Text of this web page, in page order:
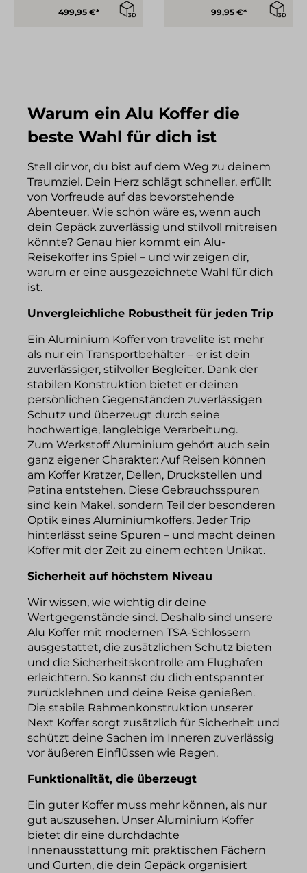
499,95 €* 99,95 €*
Warum ein Alu Koffer die
beste Wahl für dich ist
Stell dir vor, du bist auf dem Weg zu deinem
Traumziel. Dein Herz schlägt schneller, erfüllt
von Vorfreude auf das bevorstehende
Abenteuer. Wie schön wäre es, wenn auch
dein Gepäck zuverlässig und stilvoll mitreisen
könnte? Genau hier kommt ein Alu-
Reisekoffer ins Spiel – und wir zeigen dir,
warum er eine ausgezeichnete Wahl für dich
ist.
Unvergleichliche Robustheit für jeden Trip
Ein Aluminium Koffer von travelite ist mehr
als nur ein Transportbehälter – er ist dein
zuverlässiger, stilvoller Begleiter. Dank der
stabilen Konstruktion bietet er deinen
persönlichen Gegenständen zuverlässigen
Schutz und überzeugt durch seine
hochwertige, langlebige Verarbeitung.
Zum Werkstoff Aluminium gehört auch sein
ganz eigener Charakter: Auf Reisen können
am Koffer Kratzer, Dellen, Druckstellen und
Patina entstehen. Diese Gebrauchsspuren
sind kein Makel, sondern Teil der besonderen
Optik eines Aluminiumkoffers. Jeder Trip
hinterlässt seine Spuren – und macht deinen
Koffer mit der Zeit zu einem echten Unikat.
Sicherheit auf höchstem Niveau
Wir wissen, wie wichtig dir deine
Wertgegenstände sind. Deshalb sind unsere
Alu Koffer mit modernen TSA-Schlössern
ausgestattet, die zusätzlichen Schutz bieten
und die Sicherheitskontrolle am Flughafen
erleichtern. So kannst du dich entspannter
zurücklehnen und deine Reise genießen.
Die stabile Rahmenkonstruktion unserer
Next Koffer sorgt zusätzlich für Sicherheit und
schützt deine Sachen im Inneren zuverlässig
vor äußeren Einflüssen wie Regen.
Funktionalität, die überzeugt
Ein guter Koffer muss mehr können, als nur
gut auszusehen. Unser Aluminium Koffer
bietet dir eine durchdachte
Innenausstattung mit praktischen Fächern
und Gurten, die dein Gepäck organisiert